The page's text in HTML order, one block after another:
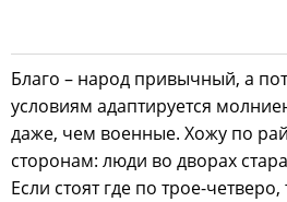
Благо – народ привычный, а
условиям адаптируется
даже, чем военные. Хожу по
сторонам: люди во дворах
Если стоят где по трое-